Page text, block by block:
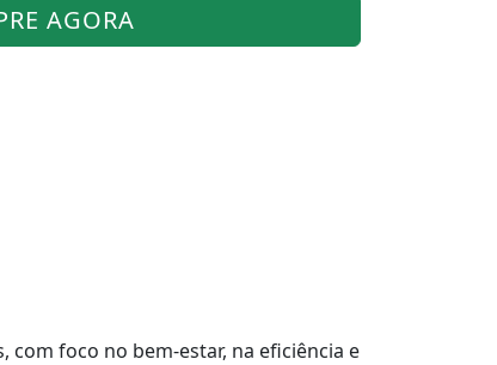
AGORA
com foco no bem-estar, na eficiência e